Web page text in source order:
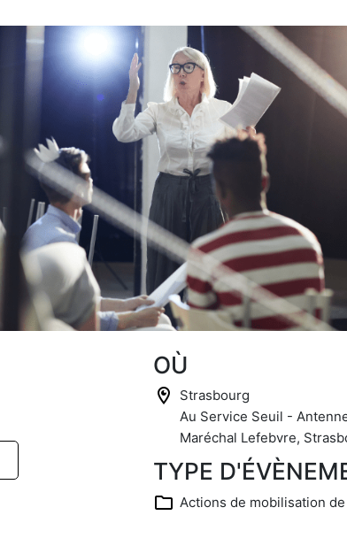
OÙ
Strasbourg
Au Service Seuil -
Maréchal Lefebvre,
TYPE
Actions de mobilisation